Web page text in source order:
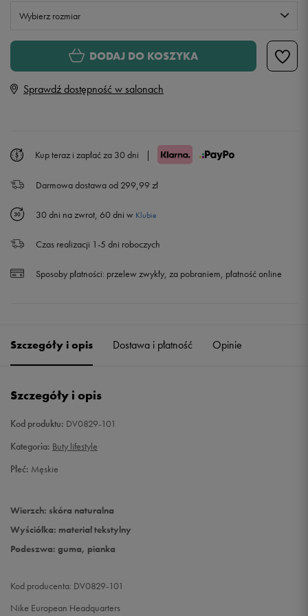
Wybierz rozmiar
Rozmiary EU
26 cm
42,5 27 cm
43 27,5 cm
44 28 cm
46 30 cm
DODAJ DO KOSZYKA
Sprawdź dostępność w salonach
Kup teraz i zapłać za 30 dni |
Darmowa dostawa od 299,99 zł
30 dni na zwrot, 60 dni w Klubie
Czas realizacji 1-5 dni roboczych
Sposoby płatności: przelew zwykły, za pobraniem, płatność online
Szczegóły i opis Dostawa i płatność Opinie
Szczegóły i opis
Kod produktu: DV0829-101
Kategoria: Buty lifestyle
Płeć: Męskie
Wierzch: skóra naturalna
Wyściółka: materiał tekstylny
Podeszwa: guma, pianka
Kod producenta: DV0829-101
Nike European Headquarters